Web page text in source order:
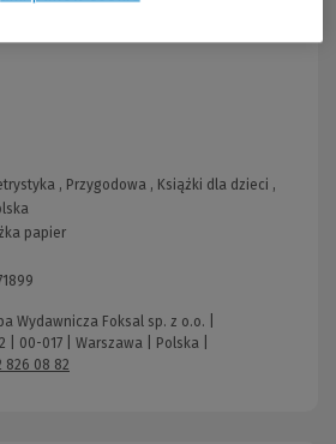
, Przygodowa , Książki dla dzieci ,
papier
Wydawnicza Foksal sp. z o.o. |
| 00-017 | Warszawa | Polska |
826 08 82